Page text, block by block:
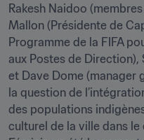
Rakesh Naidoo
Mallon (Présidente de
Programme de la FIFA
aux Postes de Direction),
et Dave Dome (manager
la question de
des populations
culturel de la ville dans